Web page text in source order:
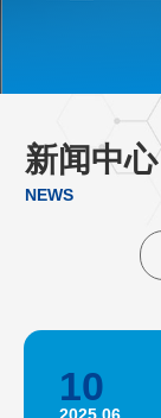
新闻中心
NEWS
10